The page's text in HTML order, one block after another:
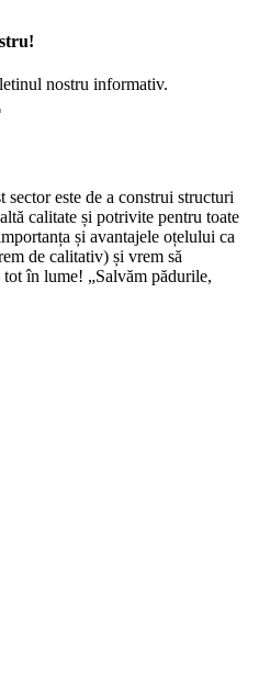
nostru informativ.
este de a construi structuri
calitate și potrivite pentru toate
și avantajele oțelului ca
de calitativ) și vrem să
tot în lume! „Salvăm pădurile,